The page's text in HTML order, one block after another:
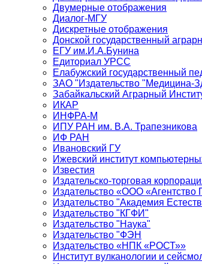
Двумерные отображения
Диалог-МГУ
Дискретные отображения
Донской государственный
ЕГУ им.И.А.Бунина
Едиториал УРСС
Елабужский государственный
ЗАО "Издательство "Медицина-
Забайкальский Аграрный
ИКАР
ИНФРА-М
ИПУ РАН им. В.А. Трапезникова
ИФ РАН
Ивановский ГУ
Ижевский институт
Известия
Издательско-торговая
Издательство «ООО «Агентство
Издательство "Академия
Издательство "КГФИ"
Издательство "Наука"
Издательство "ФЭН
Издательство «НПК «РОСТ»»
Институт вулканологии и